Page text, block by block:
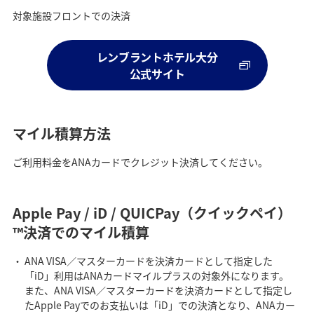
対象施設フロントでの決済
レンブラントホテル大分
公式サイト
マイル積算方法
ご利用料金をANAカードでクレジット決済してください。
Apple Pay / iD / QUICPay（クイックペイ）
™決済でのマイル積算
ANA VISA／マスターカードを決済カードとして指定した
「iD」利用はANAカードマイルプラスの対象外になります。
また、ANA VISA／マスターカードを決済カードとして指定し
たApple Payでのお支払いは「iD」での決済となり、ANAカー